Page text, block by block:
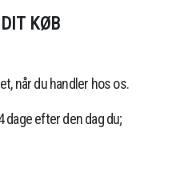
DIT KØB
når du handler hos os.
efter den dag du;